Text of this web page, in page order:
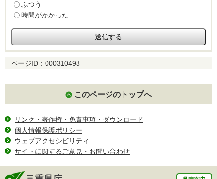
ふつう
時間がかかった
ページID： 000310498
このページのトップへ
リンク・著作権・免責事項・ダウンロード
個人情報保護ポリシー
ウェブアクセシビリティ
サイトに関するご意見・お問い合わせ